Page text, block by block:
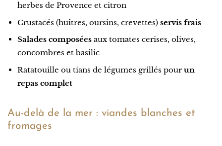
herbes de Provence et citron
Crustacés (huîtres, oursins, crevettes) servis frais
Salades composées aux tomates cerises, olives,
concombres et basilic
Ratatouille ou tians de légumes grillés pour un
repas complet
Au-delà de la mer : viandes blanches et
fromages